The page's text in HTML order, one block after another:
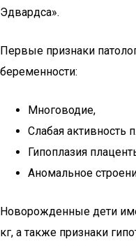
Эдвардса».
Первые признаки
беременности:
Многоводие,
Слабая активность
Гипоплазия
Аномальное
Новорожденные дети
кг, а также признаки